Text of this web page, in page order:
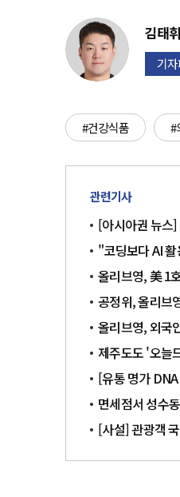
김태휘
기
#건강식품 #
관련기사
[아시아권 뉴스
"코딩보다 AI
올리브영, 美 1
공정위, 올리브
올리브영, 외국
제주도도 '오늘
[유통 명가
면세점서 성수
[사설] 관광객